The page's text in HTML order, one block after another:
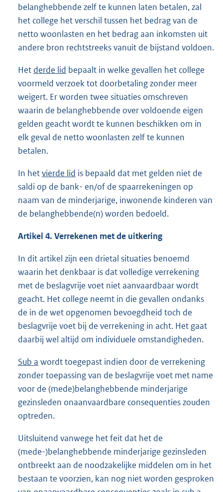
belanghebbende zelf te kunnen laten betalen, zal
het college het verschil tussen het bedrag van de
netto woonlasten en het bedrag aan inkomsten uit
andere bron rechtstreeks vanuit de bijstand voldoen.
Het derde lid bepaalt in welke gevallen het college
voormeld verzoek tot doorbetaling zonder meer
weigert. Er worden twee situaties omschreven
waarin de belanghebbende over voldoende eigen
gelden geacht wordt te kunnen beschikken om in
elk geval de netto woonlasten zelf te kunnen
betalen.
In hetvierde lid is bepaald dat met gelden niet de
saldi op de bank- en/of de spaarrekeningen op
naam van de minderjarige, inwonende kinderen van
de belanghebbende(n) worden bedoeld.
Artikel 4. Verrekenen met de uitkering
In dit artikel zijn een drietal situaties benoemd
waarin het denkbaar is dat volledige verrekening
met de beslagvrije voet niet aanvaardbaar wordt
geacht. Het college neemt in die gevallen ondanks
de in de wet opgenomen bevoegdheid toch de
beslagvrije voet bij de verrekening in acht. Het gaat
daarbij wel altijd om individuele omstandigheden.
Sub a wordt toegepast indien door de verrekening
zonder toepassing van de beslagvrije voet met name
voor de (mede)belanghebbende minderjarige
gezinsleden onaanvaardbare consequenties zouden
optreden.
Uitsluitend vanwege het feit dat het de
(mede-)belanghebbende minderjarige gezinsleden
ontbreekt aan de noodzakelijke middelen om in het
bestaan te voorzien, kan nog niet worden gesproken